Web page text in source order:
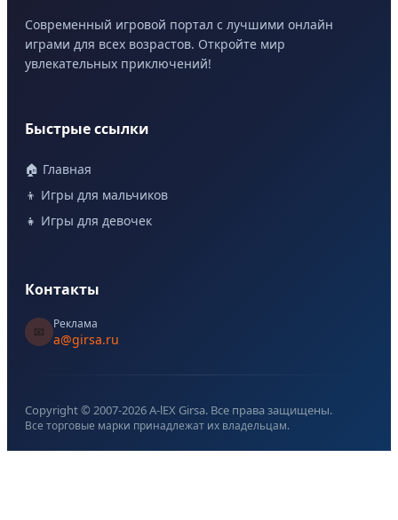
Современный игровой портал с лучшими онлайн
играми для всех возрастов. Откройте мир
увлекательных приключений!
Быстрые ссылки
🏠 Главная
👦 Игры для мальчиков
👧 Игры для девочек
Контакты
📧
Реклама
a@girsa.ru
Copyright © 2007-2026A-lEX Girsa. Все права защищены.
Все торговые марки принадлежат их владельцам.